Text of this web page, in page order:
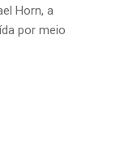
Horn, a
por meio